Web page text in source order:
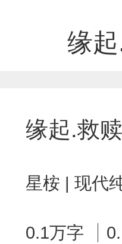
缘
缘起.救
星桉 | 现代
0.1万字